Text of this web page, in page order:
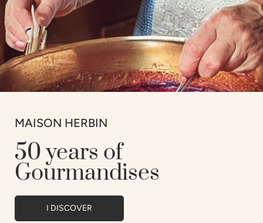
MAISON HERBIN
50 years of
Gourmandises
I DISCOVER